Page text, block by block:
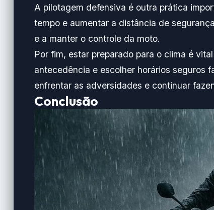
A pilotagem defensiva é outra prática
tempo e aumentar a distância de
e a manter o controle da moto.
Por fim, estar preparado para o clima é
antecedência e escolher horários seguros
enfrentar as adversidades e continuar
Conclusão